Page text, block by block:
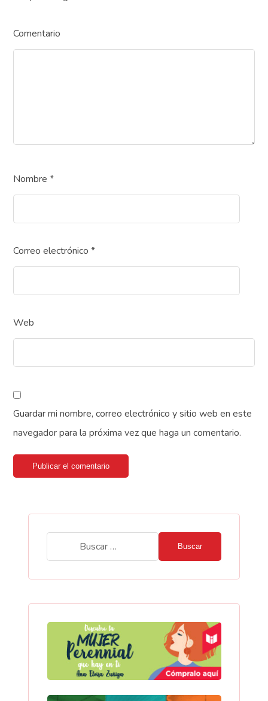
Comentario
Nombre*
Correo electrónico*
Web
Guardar mi nombre, correo electrónico y sitio web en este
navegador para la próxima vez que haga un comentario.
Publicar el comentario
Buscar